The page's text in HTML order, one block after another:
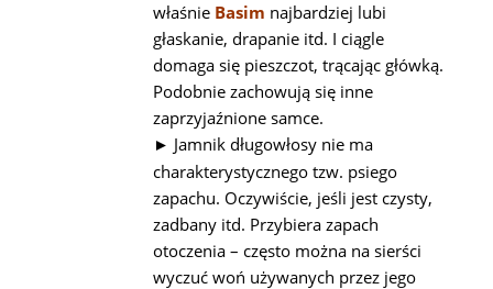
właśnie Basim najbardziej lubi
głaskanie, drapanie itd. I ciągle
domaga się pieszczot, trącając główką.
Podobnie zachowują się inne
zaprzyjaźnione samce.
► Jamnik długowłosy nie ma
charakterystycznego tzw. psiego
zapachu. Oczywiście, jeśli jest czysty,
zadbany itd. Przybiera zapach
otoczenia – często można na sierści
wyczuć woń używanych przez jego